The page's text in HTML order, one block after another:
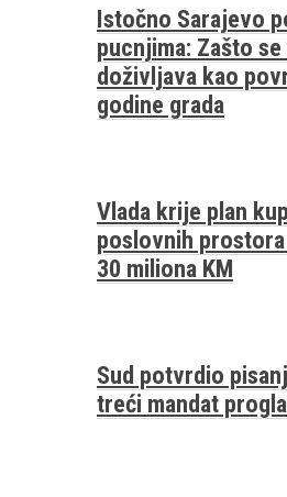
Istočno Sarajevo
pucnjima: Zašto
doživljava kao
godine grada
Vlada krije plan
poslovnih
30 miliona KM
Sud potvrdio
treći mandat